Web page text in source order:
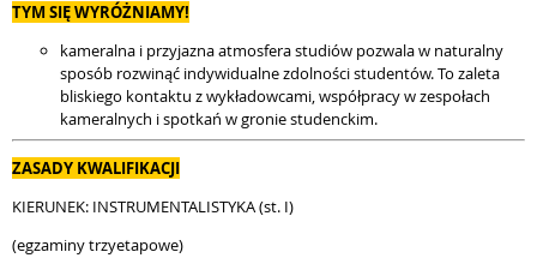
TYM SIĘ WYRÓŻNIAMY!
kameralna i przyjazna atmosfera studiów pozwala w naturalny
sposób rozwinąć indywidualne zdolności studentów. To zaleta
bliskiego kontaktu z wykładowcami, współpracy w zespołach
kameralnych i spotkań w gronie studenckim.
ZASADY KWALIFIKACJI
KIERUNEK: INSTRUMENTALISTYKA (st. I)
(egzaminy trzyetapowe)